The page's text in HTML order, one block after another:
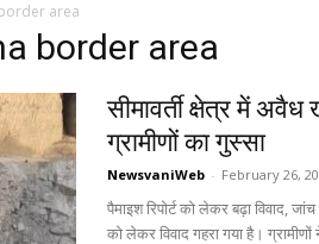
area
border area
सीमावर्ती क्षेत्र में
ग्रामीणों का गुस्सा
NewsvaniWeb - February 26,
पैमाइश रिपोर्ट को लेकर बढ़ा विवाद,
को लेकर विवाद गहरा गया है। ग्रामीणों